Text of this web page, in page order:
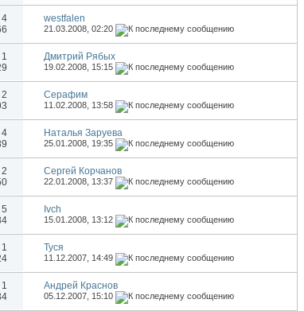
4
westfalen
21.03.2008,02:20
1
Дмитрий Рябых
19.02.2008, 15:15
2
Серафим
11.02.2008, 13:58
4
Наталья Заруева
25.01.2008, 19:35
2
Сергей Корчанов
22.01.2008, 13:37
5
Ivch
15.01.2008, 13:12
1
Туся
11.12.2007, 14:49
1
Андрей Краснов
05.12.2007, 15:10